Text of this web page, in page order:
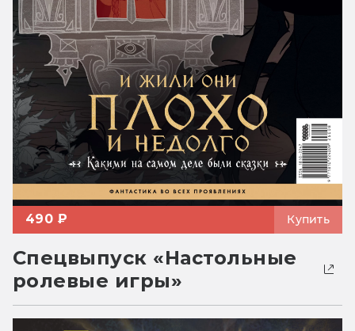
490 ₽ Купить
Спецвыпуск «Настольные
ролевые игры»